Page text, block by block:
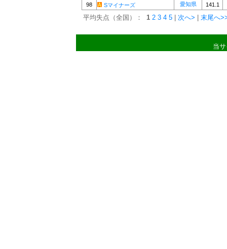
98 Sマイナーズ 愛知県 141.1
平均失点（全国）： 1 2 3 4 5 次へ> 末尾へ
当